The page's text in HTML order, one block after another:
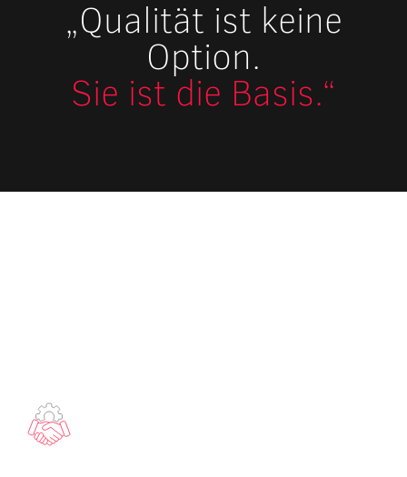
„Qualität ist keine
Option.
Sie ist die Basis.“